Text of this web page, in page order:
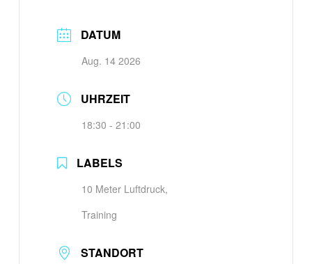
DATUM
Aug. 14 2026
UHRZEIT
18:30 - 21:00
LABELS
10 Meter Luftdruck,
Training
STANDORT